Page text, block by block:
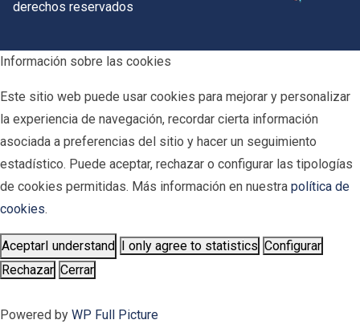
derechos reservados
Información sobre las cookies
Este sitio web puede usar cookies para mejorar y personalizar
la experiencia de navegación, recordar cierta información
asociada a preferencias del sitio y hacer un seguimiento
estadístico. Puede aceptar, rechazar o configurar las tipologías
de cookies permitidas. Más información en nuestra política de
cookies.
AceptarI understand I only agree to statistics Configurar
Rechazar Cerrar
Powered by WP Full Picture